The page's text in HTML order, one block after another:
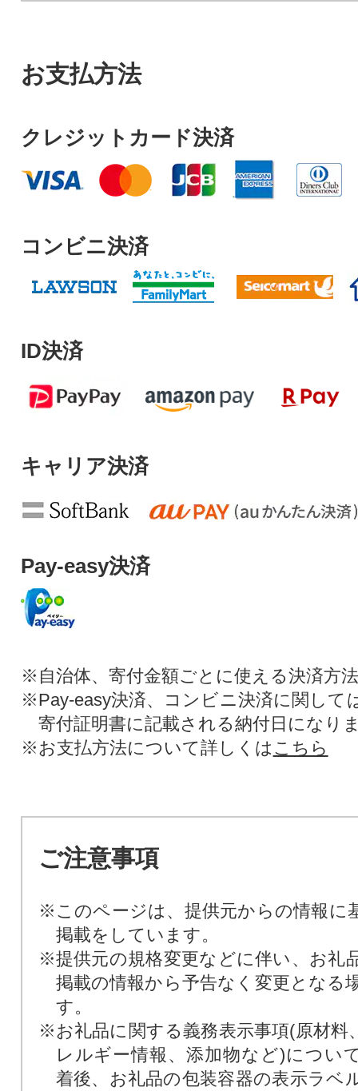
お支払方法
クレジットカード決済
コンビニ決済
ID決済
キャリア決済
Pay-easy決済
※自治体、寄付金額ごとに使える決済方
※Pay-easy決済、コンビニ決済に関して
寄付証明書に記載される納付日になり
※お支払方法について詳しくは こちら
ご注意事項
※このページは、提供元からの情報に
掲載をしています。
※提供元の規格変更などに伴い、お礼
掲載の情報から予告なく変更となる
す。
※お礼品に関する義務表示事項(原材料
レルギー情報、添加物など)につい
着後、お礼品の包装容器の表示ラベ